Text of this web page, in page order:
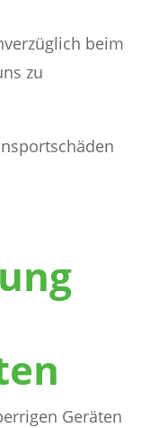
beim
zu
Geräten